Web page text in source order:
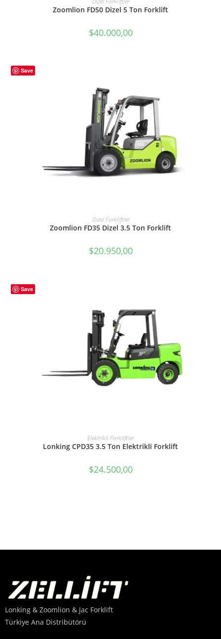
Zoomlion FD50 Dizel 5 Ton Forklift
$40.000,00
Save
SEPETE EKLE
Dizel Forkliftler
Zoomlion FD35 Dizel 3.5 Ton Forklift
$20.950,00
Save
SEPETE EKLE
Elektrikli Forkliftler
Lonking CPD35 3.5 Ton Elektrikli Forklift
$24.500,00
Lonking & Zoomlion & Jac Forklift
Türkiye Ana Distribütörü